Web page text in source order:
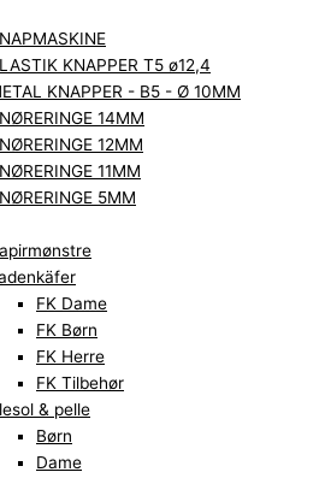
KNAPPER T5 ø12,4
KNAPPER - B5 - Ø 10MM
14MM
12MM
11MM
5MM
FK Dame
FK Børn
FK Herre
FK Tilbehør
& pelle
Børn
Dame